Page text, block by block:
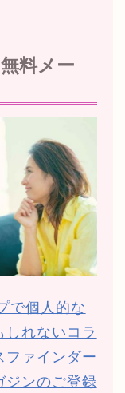
料メー
で個人的な
れないコラ
ファインダー
ジンのご登録